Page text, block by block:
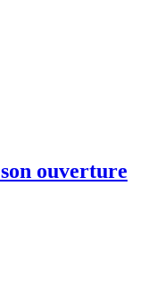
ouverture